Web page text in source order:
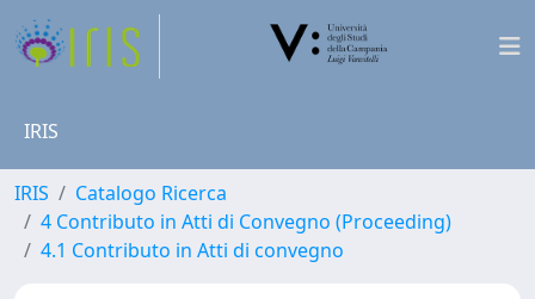
IRIS
IRIS
Catalogo Ricerca
4 Contributo in Atti di Convegno (Proceeding)
4.1 Contributo in Atti di convegno